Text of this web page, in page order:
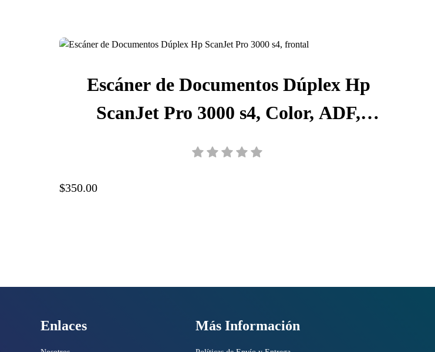
Escáner de Documentos Dúplex Hp
ScanJet Pro 3000 s4, Color, ADF,
$350.00
Enlaces Más Información